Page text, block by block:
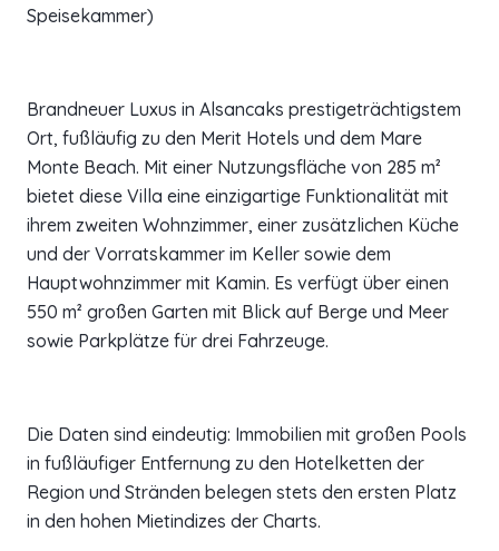
Speisekammer)
Brandneuer Luxus in Alsancaks prestigeträchtigstem
Ort, fußläufig zu den Merit Hotels und dem Mare
Monte Beach. Mit einer Nutzungsfläche von 285 m²
bietet diese Villa eine einzigartige Funktionalität mit
ihrem zweiten Wohnzimmer, einer zusätzlichen Küche
und der Vorratskammer im Keller sowie dem
Hauptwohnzimmer mit Kamin. Es verfügt über einen
550 m² großen Garten mit Blick auf Berge und Meer
sowie Parkplätze für drei Fahrzeuge.
Die Daten sind eindeutig: Immobilien mit großen Pools
in fußläufiger Entfernung zu den Hotelketten der
Region und Stränden belegen stets den ersten Platz
in den hohen Mietindizes der Charts.